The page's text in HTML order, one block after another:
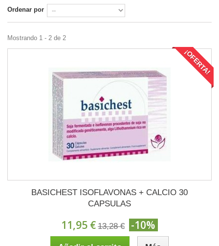
Ordenar por
Mostrando 1 - 2 de 2
¡OFERTA!
BASICHEST ISOFLAVONAS + CALCIO 30
CAPSULAS
11,95 € 13,28 € -10%